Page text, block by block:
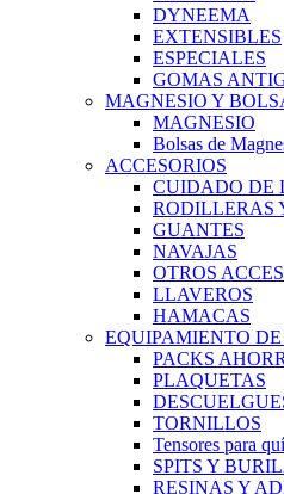
DYNEEMA
EXTENSIBLES
ESPECIALES
GOMAS
MAGNESIO Y
MAGNESIO
Bolsas de
ACCESORIOS
CUIDADO DE
RODILLERAS
GUANTES
NAVAJAS
OTROS
LLAVEROS
HAMACAS
EQUIPAMIENTO
PACKS
PLAQUETAS
TORNILLOS
Tensores para
SPITS Y
RESINAS Y